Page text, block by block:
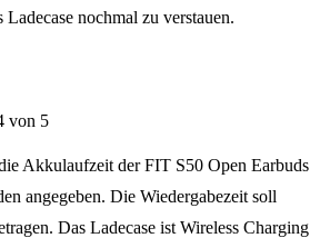
Ladecase nochmal zu verstauen.
von 5
Akkulaufzeit der FIT S50 Open Earbuds
angegeben. Die Wiedergabezeit soll
Das Ladecase ist Wireless Charging